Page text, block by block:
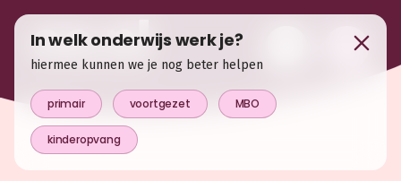
In welk onderwijs werk je?
hiermee kunnen we je nog beter helpen
primair voortgezet MBO
kinderopvang